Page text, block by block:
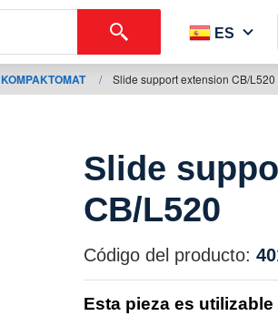
ES
KOMPAKTOMAT / Slide support extension CB/L520
Slide
CB/L520
Código del producto:
Esta pieza es